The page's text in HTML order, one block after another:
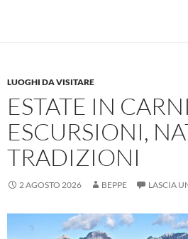
LUOGHI DA VISITARE
ESTATE IN
ESCURSIONI,
TRADIZIONI
2 AGOSTO 2026 BEPPE LASCIA